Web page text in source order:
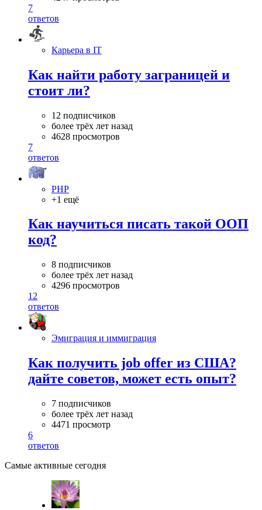
7
ответов
Карьера в IT
Как найти работу заграницей и
стоит ли?
12 подписчиков
более трёх лет назад
4628 просмотров
7
ответов
PHP
+1 ещё
Как научиться писать такой ООП
код?
8 подписчиков
более трёх лет назад
4296 просмотров
12
ответов
Эмиграция и иммиграция
Как получить job offer из США?
дайте советов, может есть опыт?
7 подписчиков
более трёх лет назад
4471 просмотр
6
ответов
Самые активные сегодня